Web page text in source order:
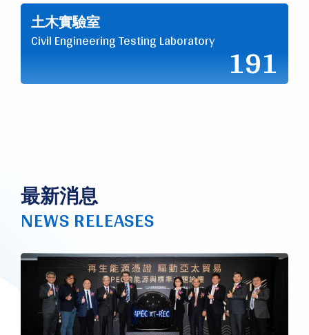
土木實驗室
Civil Engineering Testing Laboratory 191
最新消息
NEWS RELEASES